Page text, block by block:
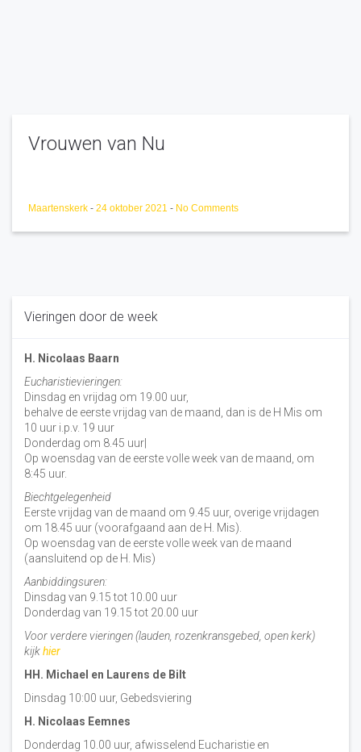
Vrouwen van Nu
Maartenskerk - 24 oktober 2021 - No Comments
Vieringen door de week
H. Nicolaas Baarn
Eucharistievieringen:
Dinsdag en vrijdag om 19.00 uur,
behalve de eerste vrijdag van de maand, dan is de H Mis om
10 uur i.p.v. 19 uur
Donderdag om 8.45 uur|
Op woensdag van de eerste volle week van de maand, om
8:45 uur.
Biechtgelegenheid
Eerste vrijdag van de maand om 9.45 uur, overige vrijdagen
om 18.45 uur (voorafgaand aan de H. Mis).
Op woensdag van de eerste volle week van de maand
(aansluitend op de H. Mis)
Aanbiddingsuren:
Dinsdag van 9.15 tot 10.00 uur
Donderdag van 19.15 tot 20.00 uur
Voor verdere vieringen (lauden, rozenkransgebed, open kerk)
kijkhier
HH. Michael en Laurens de Bilt
Dinsdag 10:00 uur, Gebedsviering
H. Nicolaas Eemnes
Donderdag 10.00 uur, afwisselend Eucharistie en